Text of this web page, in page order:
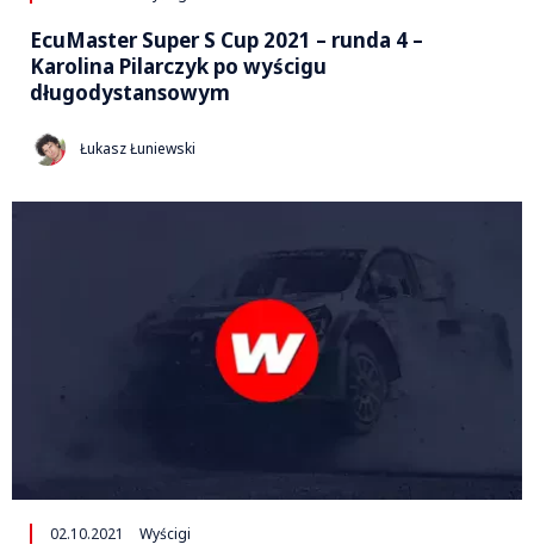
EcuMaster Super S Cup 2021 – runda 4 –
Karolina Pilarczyk po wyścigu
długodystansowym
Łukasz Łuniewski
02.10.2021 Wyścigi